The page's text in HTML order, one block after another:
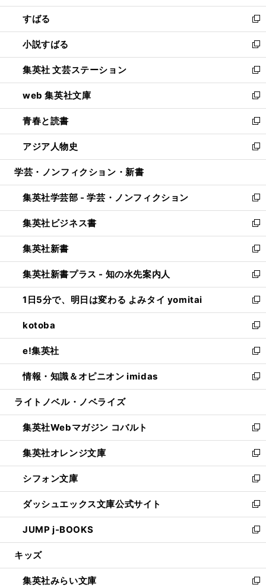
開
く
ウ
で
開
く
ン
ド
ウ
で
開
く
すばる
新
し
い
ウ
ィ
ン
ド
ウ
で
開
く
小説すばる
新
し
い
ウ
ィ
ン
ド
ウ
で
開
集英社 文芸ステーション
新
し
い
ウ
ィ
ン
ド
ウ
開
く
web 集英社文庫
新
し
い
ウ
ィ
ン
ウ
で
開
く
青春と読書
新
し
い
ウ
ン
ド
ウ
で
開
く
アジア人物史
新
し
ウ
ィ
ン
ド
ウ
で
開
く
学芸・ノンフィクション・新書
集英社学芸部 - 学芸・ノンフィクション
新
し
い
ウ
ィ
ン
ド
ウ
で
開
く
集英社ビジネス書
新
し
い
ウ
ィ
ン
ド
ウ
で
開
く
集英社新書
新
し
い
ウ
ィ
ン
ド
ウ
で
開
く
集英社新書プラス - 知の水先案内人
新
し
い
ウ
ィ
ン
ド
ウ
で
開
1日5分で、明日は変わる よみタイ yomitai
新
し
い
ウ
ィ
ン
ド
ウ
開
く
kotoba
新
し
い
ウ
ィ
ン
ウ
で
開
く
e!集英社
新
し
い
ウ
ン
ド
ウ
で
開
く
情報・知識＆オピニオン imidas
新
し
ウ
ィ
ン
ド
ウ
で
開
く
ライトノベル・ノベライズ
集英社Webマガジン コバルト
新
し
い
ウ
ィ
ン
ド
ウ
で
開
集英社オレンジ文庫
新
し
い
ウ
ィ
ン
ド
ウ
開
く
シフォン文庫
新
し
い
ウ
ィ
ン
ウ
で
ダッシュエックス文庫公式サイト
新
し
い
ウ
ン
ド
JUMP j-BOOKS
新
し
ウ
ィ
キッズ
集英社みらい文庫
新